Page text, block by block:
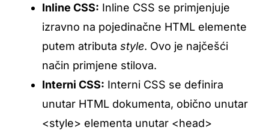
Inline CSS: Inline CSS se primjenjuje
izravno na pojedinačne HTML elemente
putem atributa style. Ovo je najčešći
način primjene stilova.
Interni CSS: Interni CSS se definira
unutar HTML dokumenta, obično unutar
<style> elementa unutar <head>